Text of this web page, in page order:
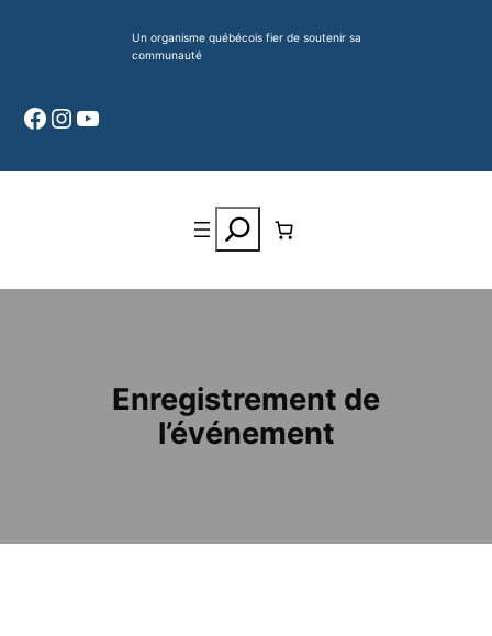
Un organisme québécois fier de soutenir sa
communauté
Facebook
Instagram
YouTube
Search
Enregistrement de
l’événement